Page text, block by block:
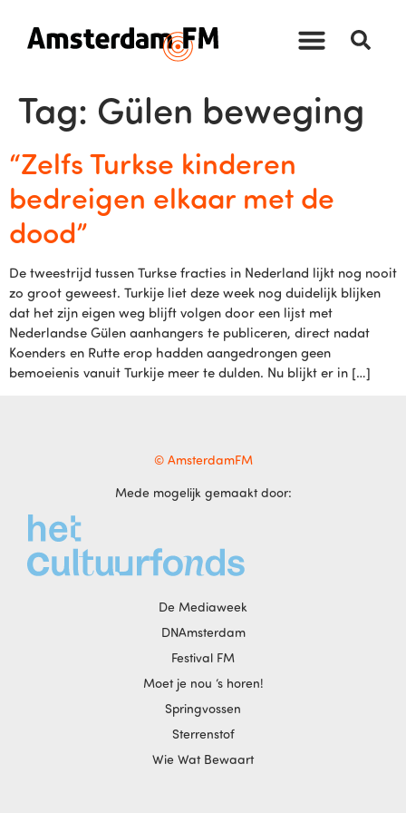
Tag: Gülen beweging
“Zelfs Turkse kinderen
bedreigen elkaar met de
dood”
De tweestrijd tussen Turkse fracties in Nederland lijkt nog nooit
zo groot geweest. Turkije liet deze week nog duidelijk blijken
dat het zijn eigen weg blijft volgen door een lijst met
Nederlandse Gülen aanhangers te publiceren, direct nadat
Koenders en Rutte erop hadden aangedrongen geen
bemoeienis vanuit Turkije meer te dulden. Nu blijkt er in […]
© AmsterdamFM
Mede mogelijk gemaakt door:
De Mediaweek
DNAmsterdam
Festival FM
Moet je nou ‘s horen!
Springvossen
Sterrenstof
Wie Wat Bewaart